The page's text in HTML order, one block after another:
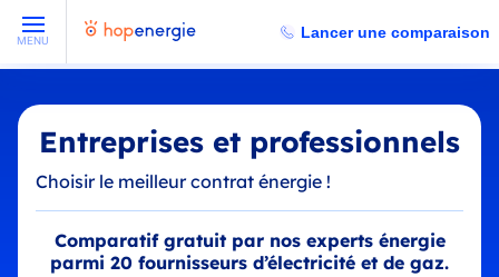
MENU Lancer une comparaison
Entreprises et professionnels
Choisir le meilleur contrat énergie !
Comparatif gratuit par nos experts énergie
parmi 20 fournisseurs d’électricité et de gaz.